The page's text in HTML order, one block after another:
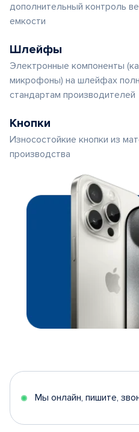
дополнительный контроль
емкости
Шлейфы
Электронные компоненты
микрофоны) на шлейфах
стандартам производителей
Кнопки
Износостойкие кнопки из
производства
Мы онлайн, пишите,